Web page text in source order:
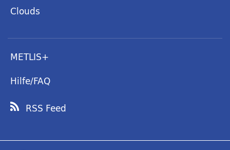
Clouds
METLIS+
Hilfe/FAQ
RSS Feed